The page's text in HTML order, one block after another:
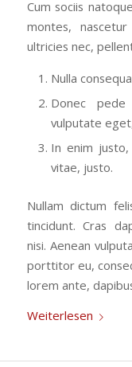
Cum sociis
montes,
ultricies nec,
Nulla
Donec
vulputate
In enim
vitae, justo.
Nullam dictum
tincidunt. Cras
nisi. Aenean
porttitor eu,
lorem ante,
Weiterlesen